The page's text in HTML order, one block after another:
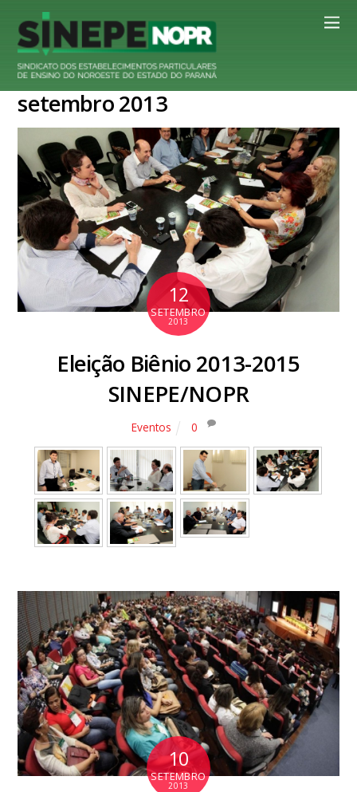
setembro 2013
12
SETEMBRO
2013
Eleição Biênio 2013-2015
SINEPE/NOPR
Eventos 0
10
SETEMBRO
2013